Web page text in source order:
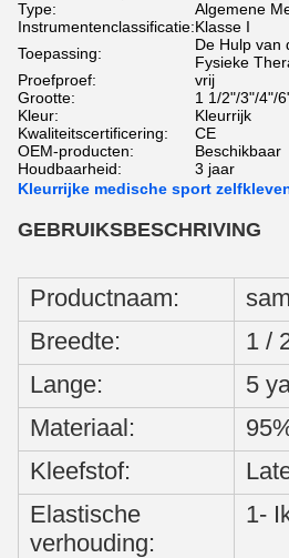
Type:
Algemene
Instrumentenclassificatie:Klasse I
Toepassing:
De Hulp van
Fysieke
Proefproef:
vrij
Grootte:
1 1/2"/3"/4"/
Kleur:
Kleurrijk
Kwaliteitscertificering:
CE
OEM-producten:
Beschikbaar
Houdbaarheid:
3 jaar
Kleurrijke medische sport
GEBRUIKSBESCHRIVING
Productnaam:
Breedte:
1 /
Lange:
5
Materiaal:
Kleefstof:
Elastische
verhouding:
1-